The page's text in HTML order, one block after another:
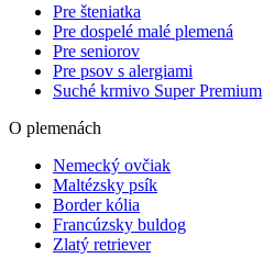
Pre šteniatka
Pre dospelé malé plemená
Pre seniorov
Pre psov s alergiami
Suché krmivo Super Premium
O plemenách
Nemecký ovčiak
Maltézsky psík
Border kólia
Francúzsky buldog
Zlatý retriever